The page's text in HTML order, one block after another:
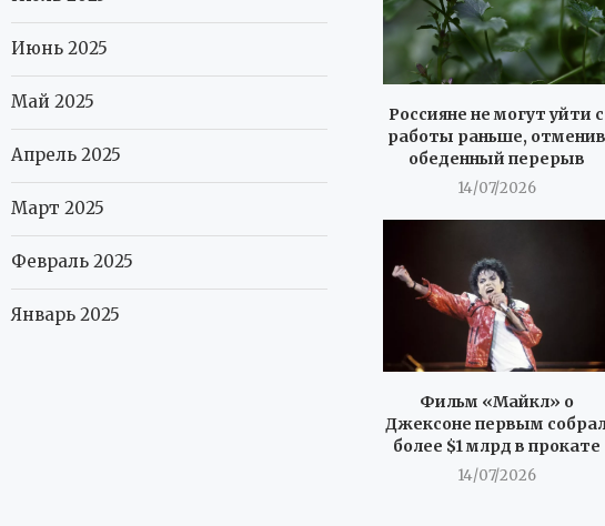
Россияне не могут уйти с
работы раньше, отменив
обеденный перерыв
14/07/2026
Фильм «Майкл» о
Джексоне первым
более $1 млрд в прокате
14/07/2026
Июнь 2025
Май 2025
Апрель 2025
Март 2025
Февраль 2025
Январь 2025